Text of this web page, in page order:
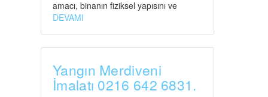
amacı, binanın fiziksel yapısını ve
DEVAMI
Yangın Merdiveni
İmalatı 0216 642 6831.